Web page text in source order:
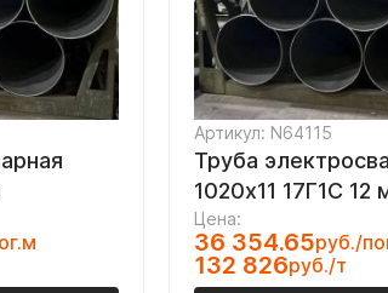
Артикул: N64115
Труба
1020х11 17Г1С 12
Цена:
36 354.65руб./
132 826руб./т